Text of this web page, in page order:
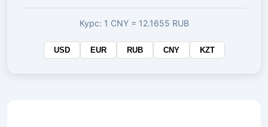
валюте
Курс: 1 CNY = 12.1655 RUB
USD EUR RUB CNY KZT